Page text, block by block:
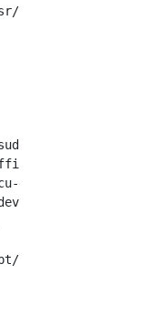
usr/bin/ld.gold -L/
clang-9
dev libxml2-dev
dev
libffi-dev
archives/* /var/